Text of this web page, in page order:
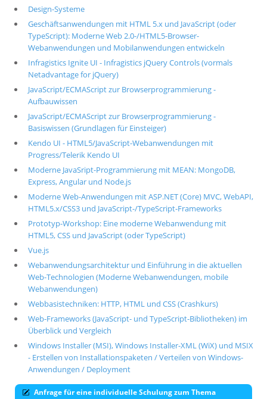
Design-Systeme
Geschäftsanwendungen mit HTML 5.x und JavaScript (oder
TypeScript): Moderne Web 2.0-/HTML5-Browser-
Webanwendungen und Mobilanwendungen entwickeln
Infragistics Ignite UI - Infragistics jQuery Controls (vormals
Netadvantage for jQuery)
JavaScript/ECMAScript zur Browserprogrammierung -
Aufbauwissen
JavaScript/ECMAScript zur Browserprogrammierung -
Basiswissen (Grundlagen für Einsteiger)
Kendo UI - HTML5/JavaScript-Webanwendungen mit
Progress/Telerik Kendo UI
Moderne JavaSript-Programmierung mit MEAN: MongoDB,
Express, Angular und Node.js
Moderne Web-Anwendungen mit ASP.NET (Core) MVC, WebAPI,
HTML5.x/CSS3 und JavaScript-/TypeScript-Frameworks
Prototyp-Workshop: Eine moderne Webanwendung mit
HTML5, CSS und JavaScript (oder TypeScript)
Vue.js
Webanwendungsarchitektur und Einführung in die aktuellen
Web-Technologien (Moderne Webanwendungen, mobile
Webanwendungen)
Webbasistechniken: HTTP, HTML und CSS (Crashkurs)
Web-Frameworks (JavaScript- und TypeScript-Bibliotheken) im
Überblick und Vergleich
Windows Installer (MSI), Windows Installer-XML (WiX) und MSIX
- Erstellen von Installationspaketen / Verteilen von Windows-
Anwendungen / Deployment
Anfrage für eine individuelle Schulung zum Thema